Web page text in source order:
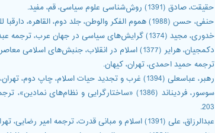
حقیقت، صادق (1391) روش‌شناسی علوم سیاسی، قم، مفید.
حنفی، حسن (1988) هموم الفکر والوطن، جلد دوم، القاهره، دارقبا للطباعه و النشرو التوزیع.
خدوری، مجید (1374) گرایش‌های سیاسی در جهان عرب، ترجمه عبدالرحمن عالم، چاپ سوم، تهران، وزارت امور خارجه.
دکمجیان، هرایر (1377) اسلام در انقلاب،
ترجمه حمید احمدی، تهران، کیهان.
رهبر، عباسعلی (1394) غرب و تجدید حیات اسلام، چاپ دوم، تهران، سازمان پژوهشگاه فرهنگ و اندیشه اسلامی.
203.
عبدالرزاق، علی (1391) اسلام و مبانی قدرت، ترجمه امیر رضایی، تهران، قصیده¬سرا.